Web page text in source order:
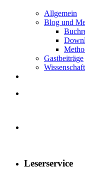
Allgemein
Blog und
Gastbeiträge
Leserservice